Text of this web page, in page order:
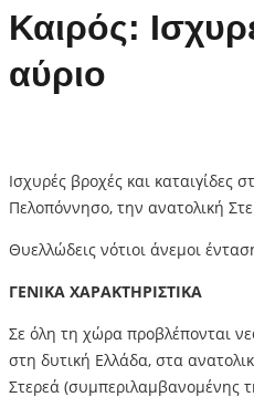
Καιρός:
αύριο
Ισχυρές βροχές και
Πελοπόννησο, την ανατολική
Θυελλώδεις νότιοι άνεμοι
ΓΕΝΙΚΑ ΧΑΡΑΚΤΗΡΙΣΤΙΚΑ
Σε όλη τη χώρα προβλέπονται
στη δυτική Ελλάδα, στα
Στερεά (συμπεριλαμβανομένης